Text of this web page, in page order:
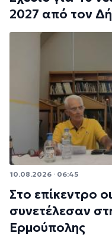
2027 από τον
10.08.2026 · 06:45
Στο επίκεντρο
συνετέλεσαν
Ερμούπολης